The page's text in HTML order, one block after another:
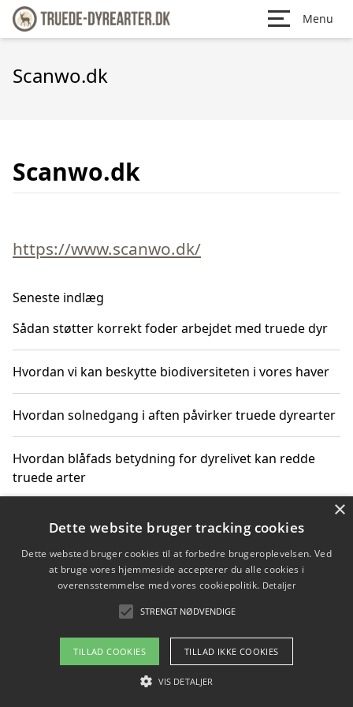
Menu
Scanwo.dk
Scanwo.dk
https://www.scanwo.dk/
Seneste indlæg
Sådan støtter korrekt foder arbejdet med truede dyr
Hvordan vi kan beskytte biodiversiteten i vores haver
Hvordan solnedgang i aften påvirker truede dyrearter
Hvordan blåfads betydning for dyrelivet kan redde
truede arter
Hvordan kan gaver til unge voksne støtte bevarelsen
Copyright 2026 - Pilanto Aps
Om / kontakt
Blog Betingelser
×
Dette website bruger tracking cookies
Dette websted bruger cookies til at forbedre brugeroplevelsen. Ved
at bruge vores hjemmeside accepterer du alle cookies i
overensstemmelse med vores cookiepolitik. Detaljer
STRENGT NØDVENDIGE
TILLAD COOKIES TILLAD IKKE COOKIES
VIS DETALJER